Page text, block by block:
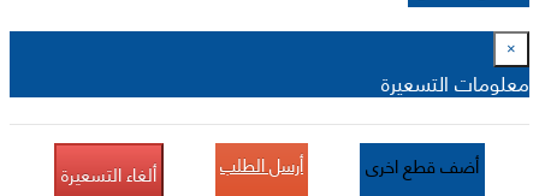
×
معلومات التسعيرة
أضف قطع اخرى أرسل الطلب ألغاء التسعيرة